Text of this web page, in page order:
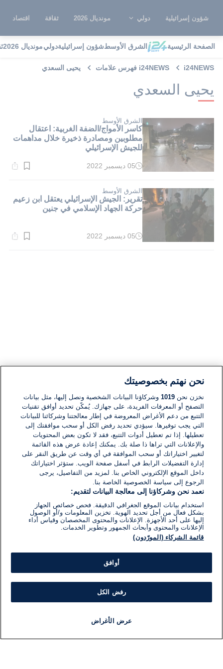
شؤون إسرائيلية دولي مونديال 2026 ثقافة اقتصاد
الصفحة الرئيسية الشرق الأوسطشؤون إسرائيليةدوليمونديال 2026
i24NEWS i24NEWS فهرس علامات يحيى السعدي
يحيى السعدي
الشرق الأوسط
كاسر الأمواج/الضفة الغربية: اعتقال
مطلوبين ومصادرة ذخيرة خلال مداهمات
للجيش الإسرائيلي
وقت
دقيقة.
05 ديسمبر 2022
الشرق الأوسط
تقرير: الجيش الإسرائيلي يعتقل ابن زعيم
حركة الجهاد الإسلامي في جنين
وقت
05 ديسمبر 2022
نحن نهتم بخصوصيتك
نخزن نحن1019 وشركاؤنا البيانات الشخصية ونصل إليها، مثل بيانات
التصفح أو المعرفات الفريدة، على جهازك. يُمكّن تحديد أوافق تقنيات
التتبع من دعم الأغراض المعروضة في إطار معالجتنا وشركائنا للبيانات
التي يجب توفيرها. سيؤدي تحديد رفض الكل أو سحب موافقتك إلى
تعطيلها. إذا تم تعطيل أدوات التتبع، فقد لا تكون بعض المحتويات
والإعلانات التي تراها ذا صلة بك. يمكنك إعادة عرض هذه القائمة
لتغيير اختياراتك أو سحب الموافقة في أي وقت عن طريق النقر على
إدارة التفضيلات الرابط في أسفل صفحة الويب. ستؤثر اختياراتك
داخل الموقع الإلكتروني الخاص بنا. لمزيد من التفاصيل، يرجى
الرجوع إلى سياسة الخصوصية الخاصة بنا.
نعمد نحن وشركاؤنا إلى معالجة البيانات لتقديم:
استخدام بيانات الموقع الجغرافي الدقيقة. فحص خصائص الجهاز
بشكل فعال من أجل تحديد الهوية. تخزين المعلومات و/أو الوصول
إليها على أحد الأجهزة. الإعلانات والمحتوى المخصصان وقياس أداء
الإعلانات والمحتوى وأبحاث الجمهور وتطوير الخدمات.
قائمة الشركاء (المورّدون)
أوافق
رفض الكل
عرض الأغراض